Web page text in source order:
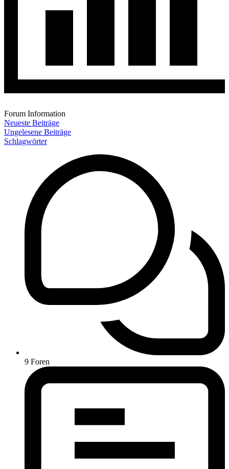
Forum Information
Neueste Beiträge
Ungelesene Beiträge
Schlagwörter
9 Foren